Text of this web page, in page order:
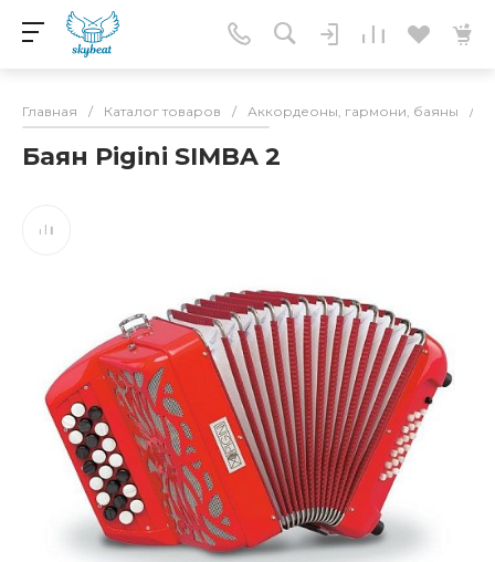
Главная / Каталог товаров / Аккордеоны, гармони, баяны /
Баян Pigini SIMBA 2